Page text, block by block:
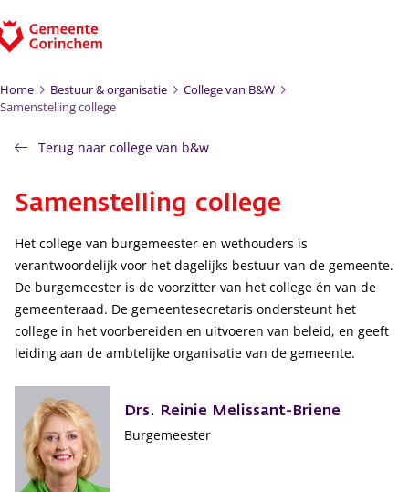
Home Bestuur & organisatie
College van B&W
Samenstelling college
Terug naar college van b&w
Samenstelling college
Het college van burgemeester en wethouders is
verantwoordelijk voor het dagelijks bestuur van de gemeente.
De burgemeester is de voorzitter van het college én van de
gemeenteraad. De gemeentesecretaris ondersteunt het
college in het voorbereiden en uitvoeren van beleid, en geeft
leiding aan de ambtelijke organisatie van de gemeente.
Drs. Reinie Melissant-Briene
Burgemeester